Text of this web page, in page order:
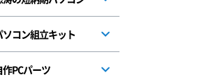
ソコン組立キット
作PCパーツ